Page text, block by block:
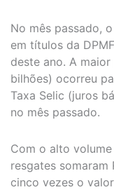
No mês passado,
em títulos da
deste ano. A maior
bilhões) ocorreu
Taxa Selic (juros
no mês passado.
Com o alto
resgates somaram
cinco vezes o